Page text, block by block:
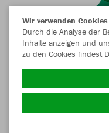
Wir verwenden Cookies
Durch die Analyse der
Inhalte anzeigen und
zu den Cookies findest